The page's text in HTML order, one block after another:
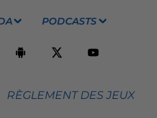
PODCASTS
RÈGLEMENT DES JEUX